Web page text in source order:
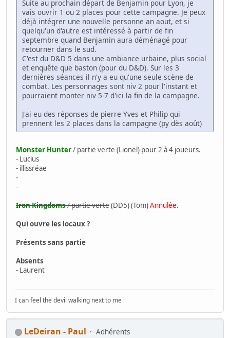
Suite au prochain départ de Benjamin pour Lyon, je
vais ouvrir 1 ou 2 places pour cette campagne. Je peux
déjà intégrer une nouvelle personne an aout, et si
quelqu'un d'autre est intéressé à partir de fin
septembre quand Benjamin aura déménagé pour
retourner dans le sud.
C'est du D&D 5 dans une ambiance urbaine, plus social
et enquête que baston (pour du D&D). Sur les 3
dernières séances il n'y a eu qu'une seule scène de
combat. Les personnages sont niv 2 pour l'instant et
pourraient monter niv 5-7 d'ici la fin de la campagne.
J'ai eu des réponses de pierre Yves et Philip qui
prennent les 2 places dans la campagne (py dès août)
Monster Hunter/ partie verte (Lionel) pour 2 à 4 joueurs.
- Lucius
- illissréae
-
-
Iron Kingdoms/ partie verte(DD5) (Tom)Annulée.
Qui ouvre les locaux ?
Présents sans partie
Absents
- Laurent
I can feel the devil walking next to me
LeDeiran - Paul Adhérents